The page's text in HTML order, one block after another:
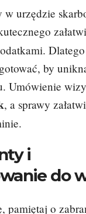
w urzędzie
by
Umówienie
, a sprawy
i
do
pamiętaj o